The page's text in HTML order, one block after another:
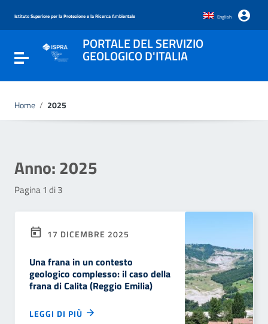
Vai al menu di navigazione
Vai al footer
Istituto Superiore per la Protezione e la Ricerca Ambientale English
Attiva / disattiva la navigazione
PORTALE DEL SERVIZIO
GEOLOGICO D'ITALIA
Home / 2025
Anno:2025
Pagina 1 di 3
17 DICEMBRE 2025
Una frana in un contesto
geologico complesso: il caso della
frana di Calita (Reggio Emilia)
LEGGI DI PIÙ